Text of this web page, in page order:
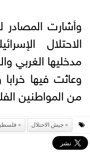
وأشارت المصادر
الاحتلال
مدخليها الغربي
وعاثت فيها
من المواطنين
جيش الاحتلال